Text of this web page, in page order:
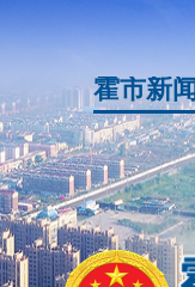
霍市新